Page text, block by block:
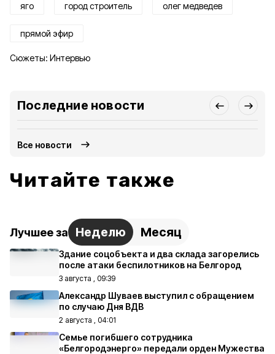
яго город строитель олег медведев
прямой эфир
Сюжеты: Интервью
Последние новости
Все новости
Читайте также
Лучшее за Неделю Месяц
Здание соцобъекта и два склада загорелись
после атаки беспилотников на Белгород
3 августа , 09:39
Александр Шуваев выступил с обращением
по случаю Дня ВДВ
2 августа , 04:01
Семье погибшего сотрудника
«Белгородэнерго» передали орден Мужества